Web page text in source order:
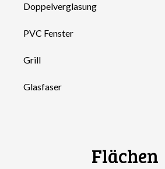
Doppelverglasung
PVC Fenster
Grill
Glasfaser
Flächen